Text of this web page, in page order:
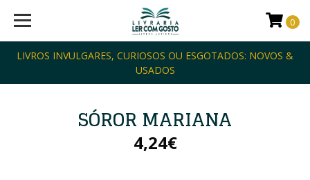
LIVROS INVULGARES, CURIOSOS OU ESGOTADOS: NOVOS &
USADOS
0
SÓROR MARIANA
4,24€